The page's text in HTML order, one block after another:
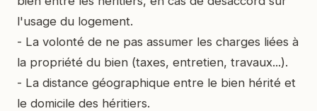
l'usage du logement.
- La volonté de ne pas assumer les charges liées à
la propriété du bien (taxes, entretien, travaux...).
- La distance géographique entre le bien hérité et
le domicile des héritiers.